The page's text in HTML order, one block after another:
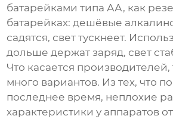
батарейками типа АА, как
батарейках: дешёвые
садятся, свет тускнеет.
дольше держат заряд, свет
Что касается
много вариантов. Из тех, что
последнее время, неплохие
характеристики у аппаратов от